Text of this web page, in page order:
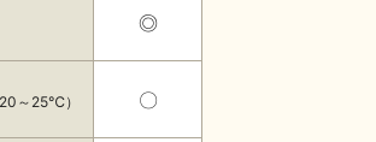
新商品・おすすめ商品
～25℃）
◎
〇